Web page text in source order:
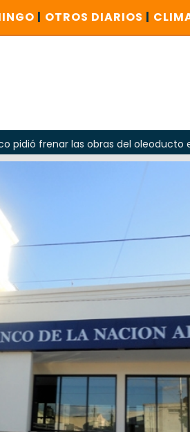
| OTROS DIARIOS |
obras del oleoducto en Punta